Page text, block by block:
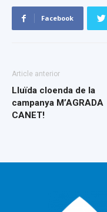
Facebook
Article anterior
Lluïda cloenda de la
campanya M’AGRADA
CANET!